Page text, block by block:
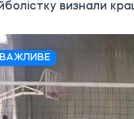
визнали
ВАЖЛИВЕ